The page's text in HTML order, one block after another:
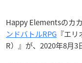
Happy Elementsのカ
ンドバトルRPG 『エ
R）』が、2020年8月3